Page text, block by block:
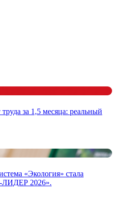
за 1,5 месяца: реальный
«Экология» стала
ЛИДЕР 2026».